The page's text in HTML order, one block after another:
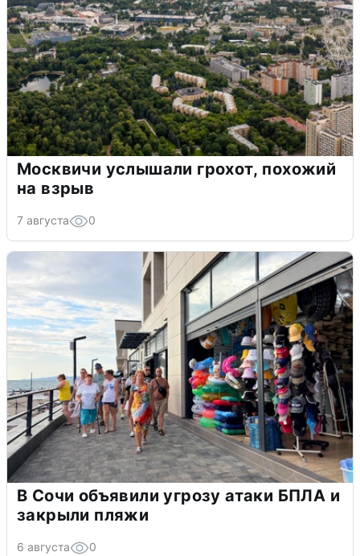
Москвичи услышали грохот, похожий
на взрыв
7 августа 0
В Сочи объявили угрозу атаки БПЛА и
закрыли пляжи
6 августа 0